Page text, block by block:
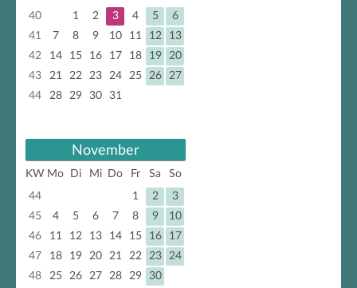
40
1 2 3 4 5
6
41
7 8 9 10 11 12
13
42
14 15 16 17 18 19
20
43
21 22 23 24 25 26
27
44
28 29 30 31
November
KW Mo Di Mi Do Fr Sa
So
44
1 2
3
45
4 5 6 7 8 9
10
46
11 12 13 14 15 16
17
47
18 19 20 21 22 23
24
48
25 26 27 28 29 30